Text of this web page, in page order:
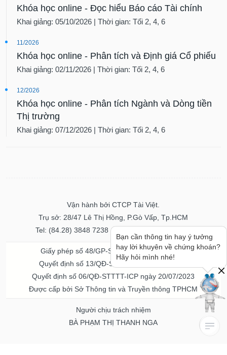
Khóa học online - Đọc hiểu Báo cáo Tài chính
Khai giảng: 05/10/2026 | Thời gian: Tối 2, 4, 6
11/2026
Khóa học online - Phân tích và Định giá Cổ phiếu
Khai giảng: 02/11/2026 | Thời gian: Tối 2, 4, 6
12/2026
Khóa học online - Phân tích Ngành và Dòng tiền
Thị trường
Khai giảng: 07/12/2026 | Thời gian: Tối 2, 4, 6
Vận hành bởi CTCP Tài Việt.
Trụ sở: 28/47 Lê Thị Hồng, P.Gò Vấp, Tp.HCM
Tel: (84.28) 3848 7238 - Fax: (84.28) 3848 7237
Giấy phép số 48/GP-STTTT ngày 04/11/2016
Quyết định số 13/QĐ-STTTT ngày 02/11/2017
Quyết định số 06/QĐ-STTTT-ICP ngày 20/07/2023
Được cấp bởi Sở Thông tin và Truyền thông TPHCM
Người chịu trách nhiệm
BÀ PHẠM THỊ THANH NGA
Bạn cần thông tin hay ý tưởng
hay lời khuyên về chứng khoán?
Hãy hỏi mình nhé!